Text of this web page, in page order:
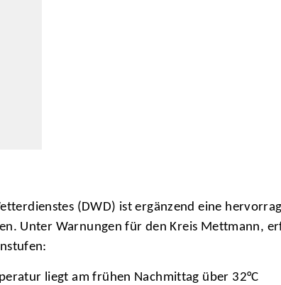
(DWD) ist ergänzend eine
Unter Warnungen für den Kreis Mettmann,
liegt am frühen Nachmittag über 32°C